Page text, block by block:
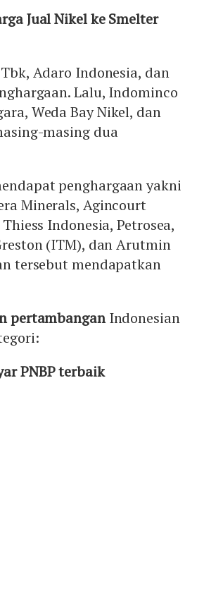
Jual Nikel ke Smelter
Adaro Indonesia, dan
Lalu, Indominco
Weda Bay Nikel, dan
masing dua
penghargaan yakni
Minerals, Agincourt
Indonesia, Petrosea,
(ITM), dan Arutmin
tersebut mendapatkan
pertambanganIndonesian
PNBP terbaik